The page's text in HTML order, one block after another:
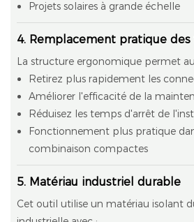
Projets solaires à grande échelle
4. Remplacement pratique des
La structure ergonomique permet
Retirez plus rapidement les
Améliorer l'efficacité de la
Réduisez les temps d'arrêt de
Fonctionnement plus pratique
combinaison compactes
5. Matériau industriel durable
Cet outil utilise un matériau isolant